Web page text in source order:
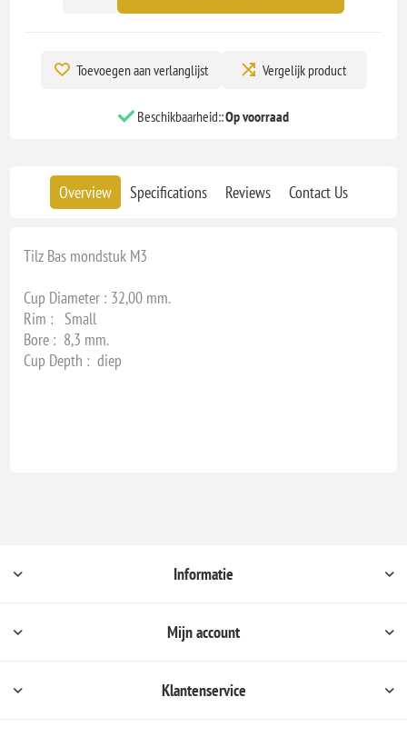
Toevoegen aan verlanglijst Vergelijk product
Beschikbaarheid::Op voorraad
Overview Specifications Reviews Contact Us
Tilz Bas mondstuk M3
Cup Diameter : 32,00 mm.
Rim : Small
Bore : 8,3 mm.
Cup Depth : diep
Informatie
Mijn account
Klantenservice